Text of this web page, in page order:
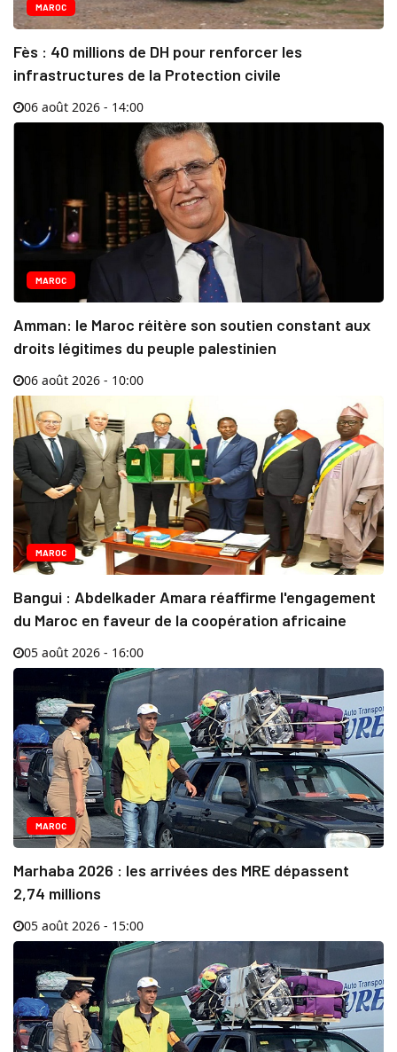
MAROC
Fès : 40 millions de DH pour renforcer les
infrastructures de la Protection civile
06 août 2026 - 14:00
MAROC
Amman: le Maroc réitère son soutien constant aux
droits légitimes du peuple palestinien
06 août 2026 - 10:00
MAROC
Bangui : Abdelkader Amara réaffirme l'engagement
du Maroc en faveur de la coopération africaine
05 août 2026 - 16:00
MAROC
Marhaba 2026 : les arrivées des MRE dépassent
2,74 millions
05 août 2026 - 15:00